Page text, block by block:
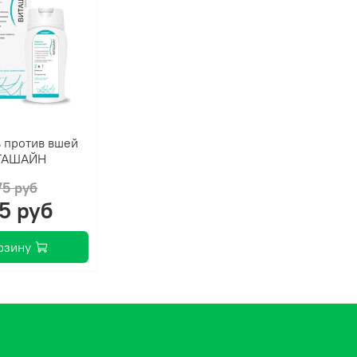
вшей
руб
руб